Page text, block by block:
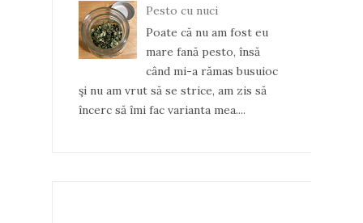
Pesto cu nuci
Poate că nu am fost eu
mare fană pesto, însă
când mi-a rămas busuioc
şi nu am vrut să se strice, am zis să
încerc să îmi fac varianta mea....